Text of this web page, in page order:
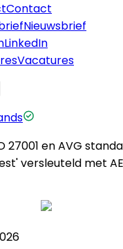
Contact
Nieuwsbrief
LinkedIn
Vacatures
27001 en AVG
versleuteld met